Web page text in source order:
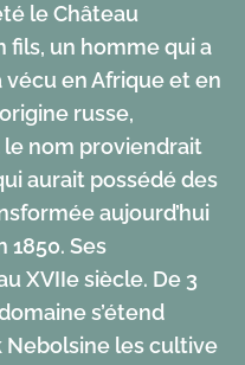
le Château
fils, un homme qui a
vécu en Afrique et en
russe,
nom proviendrait
aurait possédé des
aujourd’hui
1850. Ses
XVIIe siècle. De 3
s’étend
Nebolsine les cultive